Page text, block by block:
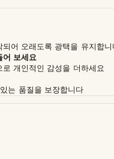
되어 오래도록 광택을 유지합니
어 보세요
로 개인적인 감성을 더하세요
는 품질을 보장합니다